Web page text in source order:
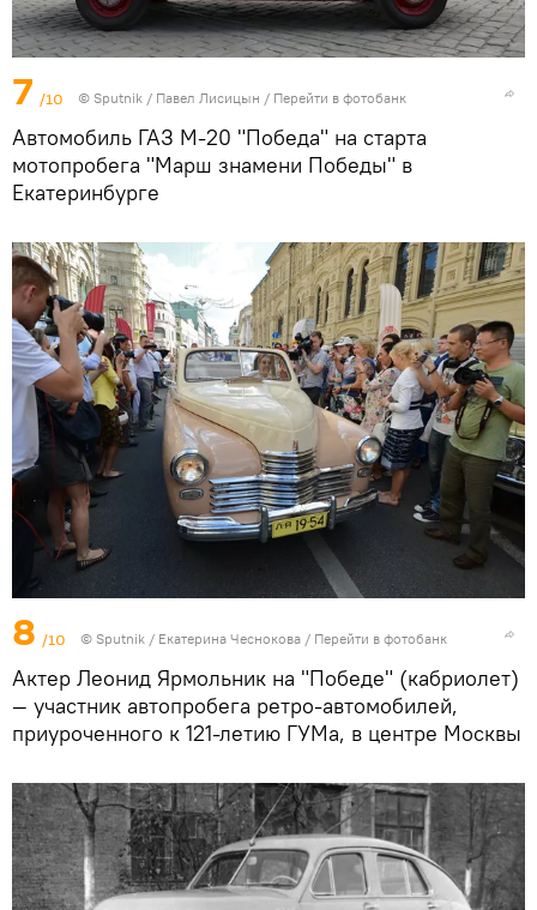
7 /10 © Sputnik / Павел Лисицын / Перейти в фотобанк
Автомобиль ГАЗ М-20 "Победа" на старта
мотопробега "Марш знамени Победы" в
Екатеринбурге
8 /10 © Sputnik / Екатерина Чеснокова / Перейти в фотобанк
Актер Леонид Ярмольник на "Победе" (кабриолет)
— участник автопробега ретро-автомобилей,
приуроченного к 121-летию ГУМа, в центре Москвы